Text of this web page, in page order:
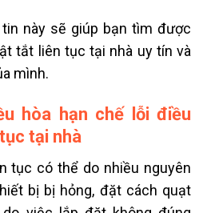
này sẽ giúp bạn tìm được
tắt liên tục tại nhà uy tín và
mình.
hòa hạn chế lỗi điều
tại nhà
tục có thể do nhiều nguyên
bị bị hỏng, đặt cách quạt